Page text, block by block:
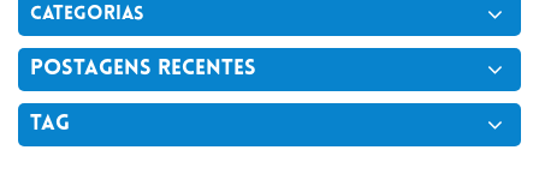
CATEGORIAS
POSTAGENS RECENTES
TAG